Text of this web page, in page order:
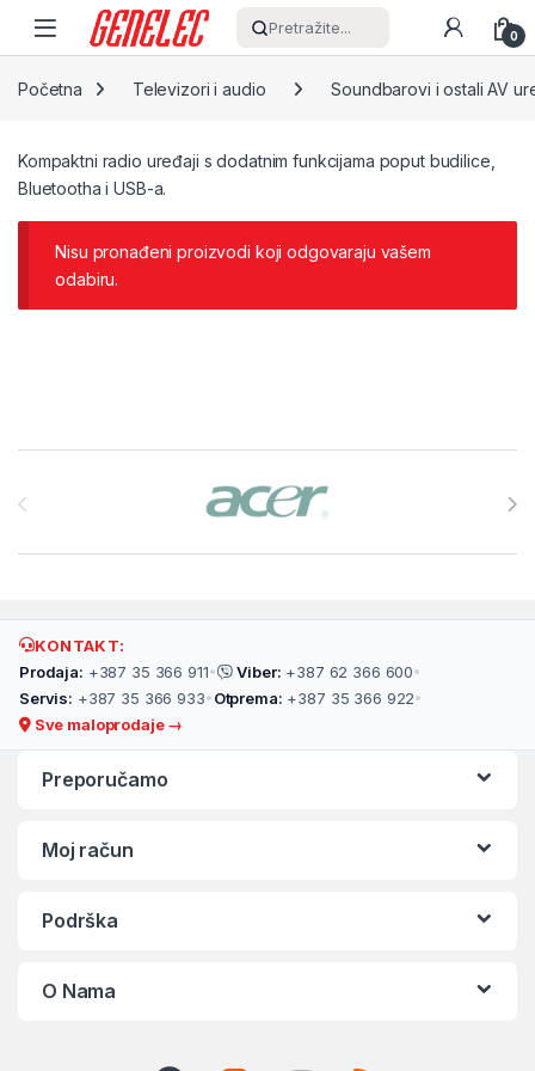
Skip to navigation
Skip to content
Pretražite... 0
Početna Televizori i audio Soundbarovi i ostali AV
Kompaktni radio uređaji s dodatnim funkcijama poput budilice,
Bluetootha i USB-a.
Nisu pronađeni proizvodi koji odgovaraju vašem
odabiru.
KONTAKT:
Prodaja: +387 35 366 911• Viber: +387 62 366 600•
Servis: +387 35 366 933• Otprema: +387 35 366 922•
Sve maloprodaje →
Preporučamo
Moj račun
Podrška
O Nama